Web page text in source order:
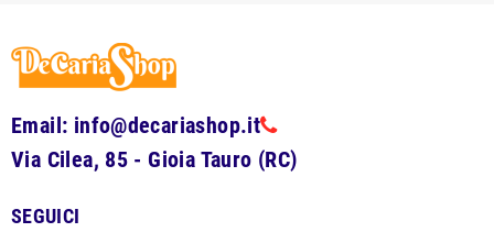
Email: info@decariashop.it
Via Cilea, 85 - Gioia Tauro (RC)
SEGUICI